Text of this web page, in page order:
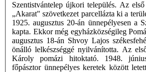
Szentistvántelep újkori település. Az
„Akarat" szövetkezet parcellázta ki a
1925. augusztus 20-án ünnepélyesen a
kapta. Ekkor még egyházközségileg
augusztus 18-án Shvoy Lajos
önálló lelkészséggé nyilvánította. Az
Károly pomázi hitoktató. 1948.
főpásztor ünnepélyes keretek között